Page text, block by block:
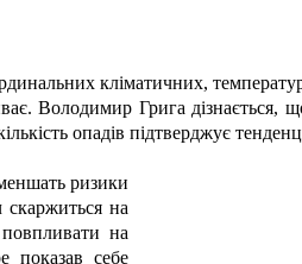
кліматичних,
Володимир Грига дізнається,
опадів підтверджує
ризики
на
на
показав себе